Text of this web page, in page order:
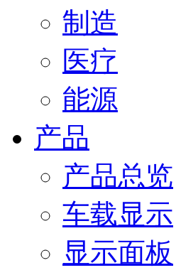
制造
医疗
能源
产品
产品总览
车载显示
显示面板